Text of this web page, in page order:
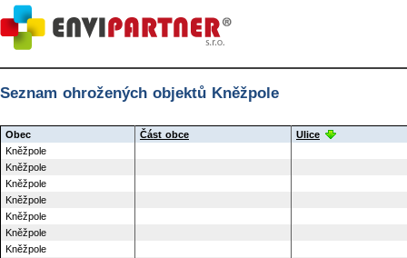
Seznam ohrožených objektů Kněžpole
Obec Část obce
Ulice
Kněžpole
Kněžpole
Kněžpole
Kněžpole
Kněžpole
Kněžpole
Kněžpole